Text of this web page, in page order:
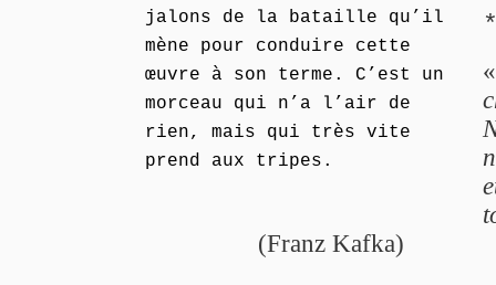
jalons de la bataille qu’il
mène pour conduire cette
œuvre à son terme. C’est un
morceau qui n’a l’air de
rien, mais qui très vite
prend aux tripes.
(Franz Kafka)